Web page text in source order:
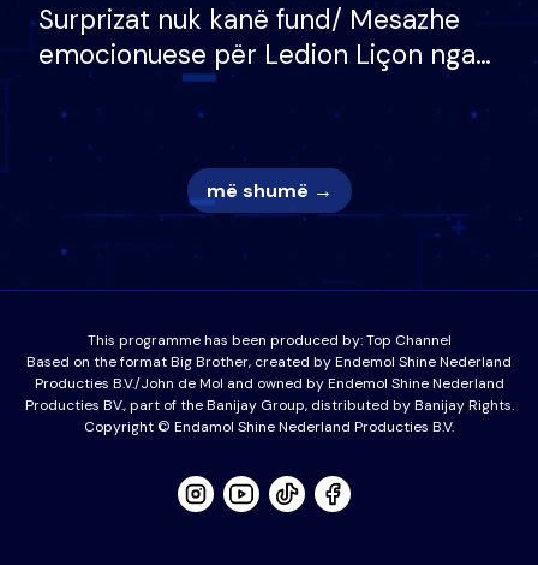
Surprizat nuk kanë fund/ Mesazhe
emocionuese për Ledion Liçon nga
nëna dhe fëmijët e tij, moderatori
nuk i mban dot lotët: Nuk meritoj…
më shumë →
This programme has been produced by:Top Channel
Based on the format Big Brother, created by Endemol Shine Nederland
Producties B.V./John de Mol and owned by Endemol Shine Nederland
Producties BV., part of the Banijay Group, distributed by Banijay Rights.
Copyright © Endamol Shine Nederland Producties B.V.